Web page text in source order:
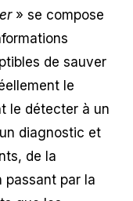
» se compose
de sauver
le
le détecter à un
diagnostic et
de la
passant par la